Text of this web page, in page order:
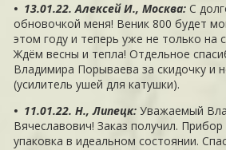
• 13.01.22. Алексей И., Москва:С
обновочкой меня! Веник 800 будет
этом году и теперь уже не только на
Ждём весны и тепла! Отдельное
Владимира Порываева за скидочку и
(усилитель ушей для катушки).
• 11.01.22. Н., Липецк:Уважаемый
Вячеславович! Заказ получил. Прибор
упаковка в идеальном состоянии.